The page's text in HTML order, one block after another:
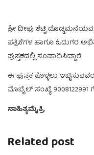
ಶ್ರೀ ದೀಪು ಶೆಟ್ಟಿ
ಪತ್ರಿಕೆಗಳ ಹಾಗೂ ಓದುಗರ
ಪುಸ್ತಕದಲ್ಲಿ ಸಂಪಾದಿಸಿದ್ದಾರೆ.
ಈ ಪುಸ್ತಕ ಕೊಳ್ಳಲು
ಮೊಬೈಲ್ ಸಂಖ್ಯೆ
ಸಾಹಿತ್ಯಮೈತ್ರಿ
Related post